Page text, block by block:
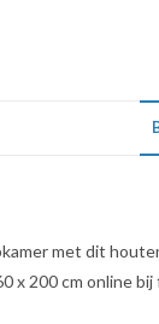
met dit
x 200 cm online